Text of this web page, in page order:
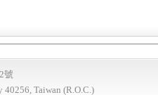
號
40256, Taiwan (R.O.C.)